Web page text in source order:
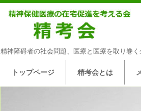
精神障碍者の社会問題、医療と医療を取り巻
トップページ 精考会とは